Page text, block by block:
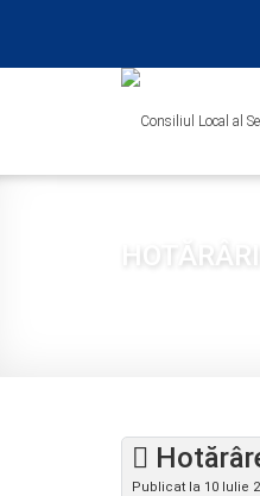
HOTĂRÂRI
Publicat la 10 Iulie